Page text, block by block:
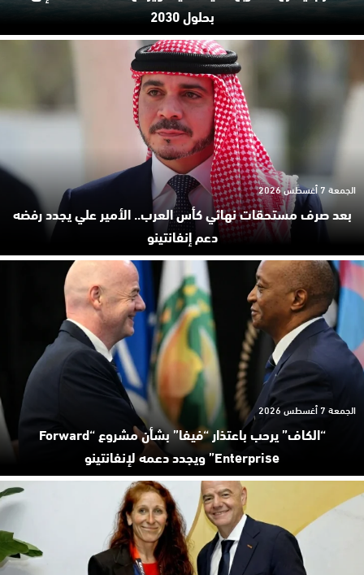
بحلول 2030
بعد صرف مستحقات نهائي كأس العرب.. الأمير علي يجدد رفضه
دعم إنفانتينو
الجمعة 7 أغسطس 2026
“الكاف” يرحب باعتذار “فيفا” بشأن مشروع “Forward
Enterprise” ويجدد دعمه لإنفانتينو
الجمعة 7 أغسطس 2026